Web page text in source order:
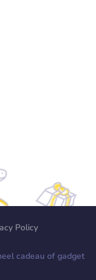
Policy
cadeau of gadget